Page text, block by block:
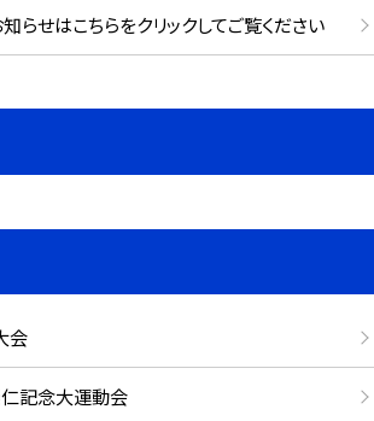
らせはこちらをクリックしてご覧ください
会
記念大運動会